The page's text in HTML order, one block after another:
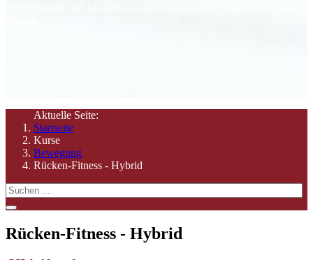
Aktuelle Seite:
Startseite
Kurse
Bewegung
Rücken-Fitness - Hybrid
Rücken-Fitness - Hybrid